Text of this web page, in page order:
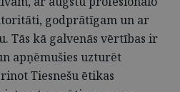
godprātīgam un ar
Tās kā galvenās vērtības ir
apņēmušies uzturēt
Tiesnešu ētikas